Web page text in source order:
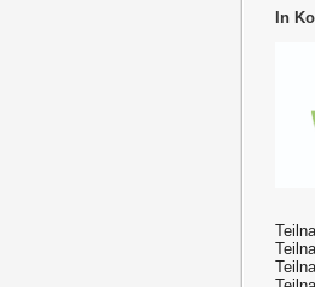
In